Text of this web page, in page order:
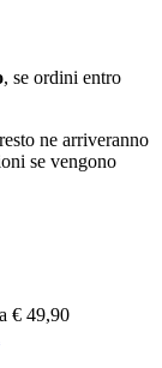
, se ordini entro
ne arriveranno
se vengono
€ 49,90